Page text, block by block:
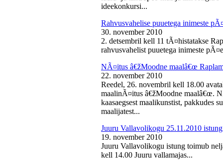
ideekonkursi...
Rahvusvahelise puuetega inimeste
30. november 2010
2. detsembril kell 11 tÃ¤histatakse
rahvusvahelist puuetega inimeste
NÃ¤itus â€žMoodne maalâ€œ
22. november 2010
Reedel, 26. novembril kell 18.00
maalinÃ¤itus â€žMoodne maalâ€œ.
kaasaegsest maalikunstist, pakkudes
maalijatest...
Juuru Vallavolikogu 25.11.2010 istung
19. november 2010
Juuru Vallavolikogu istung toimub
kell 14.00 Juuru vallamajas...